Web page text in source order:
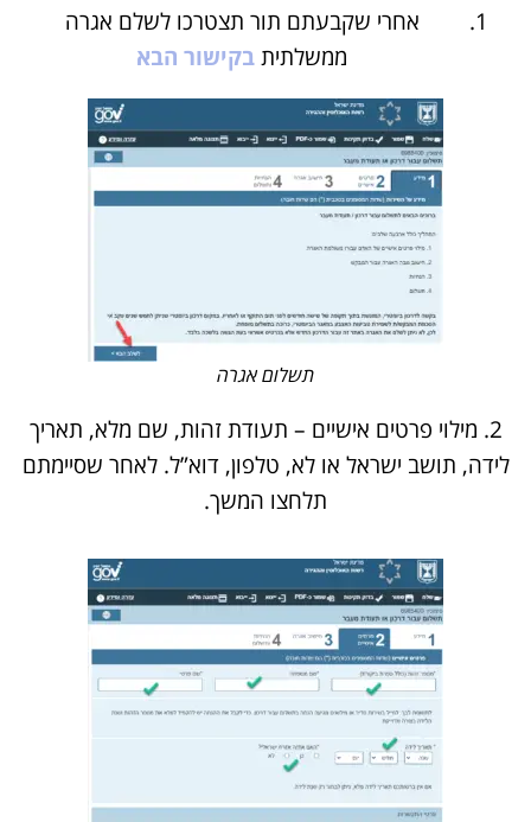
אחרי שקבעתם תור תצטרכו לשלם אגרה
ממשלתיתבקישור הבא
תשלום אגרה
2. מילוי פרטים אישיים – תעודת זהות, שם מלא, תאריך
לידה, תושב ישראל או לא, טלפון, דוא”ל. לאחר שסיימתם
תלחצו המשך.